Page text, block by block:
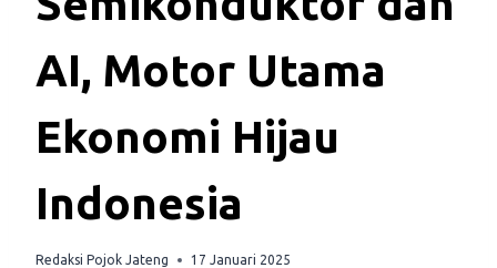
AI, Motor Utama
Ekonomi Hijau
Indonesia
Redaksi Pojok Jateng 17 Januari 2025